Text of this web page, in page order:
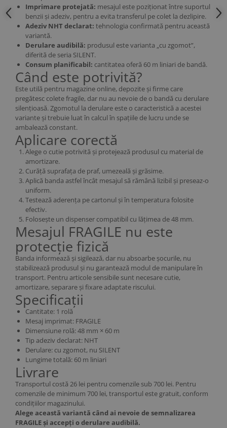
Imprimare protejată: mesajul este poziționat între suportul
benzii și adeziv, pentru a evita transferul pe colet la dezlipire.
Adeziv NHT declarat: tehnologia confirmată pentru această
variantă.
Derulare audibilă: produsul este varianta „cu zgomot”,
diferită de seria SILENT.
Consum planificabil: cantitatea oferă 60 m liniari de bandă.
Când este potrivită?
Este utilă pentru magazine online, depozite și firme care
pregătesc colete fragile, dar nu au nevoie de o bandă cu derulare
silențioasă. Zgomotul la derulare este o caracteristică a acestei
variante și trebuie luat în calcul în spațiile de lucru unde se
ambalează constant.
Aplicare corectă
Alege o cutie potrivită și protejează produsul cu material de
amortizare.
Curăță suprafața de praf, umezeală și grăsime.
Aplică banda astfel încât mesajul să rămână lizibil și preseaz-o
uniform.
Testează aderența pe cartonul și în temperatura folosite
efectiv.
Folosește un dispenser compatibil cu lățimea de 48 mm.
Mesajul FRAGILE nu este
protecție fizică
Banda informează și sigilează, dar nu absoarbe șocurile, nu
stabilizează produsul și nu garantează modul de manipulare în
transport. Pentru articole sensibile sunt necesare cutie,
amortizare, separare și fixare adaptate riscului.
Specificații
Cantitate: 1 rolă
Mesaj imprimat: FRAGILE
Dimensiune rolă: 48 mm × 60 m
Tip adeziv declarat: NHT
Derulare: cu zgomot, nu SILENT
Lungime totală: 60 m liniari
Livrare
Transportul costă 26 lei pentru comenzile sub 700 lei. Pentru
comenzile de minimum 700 lei, transportul este gratuit, conform
condițiilor magazinului.
Alege această variantă când ai nevoie de semnalizarea
FRAGILE și accepți o derulare audibilă.